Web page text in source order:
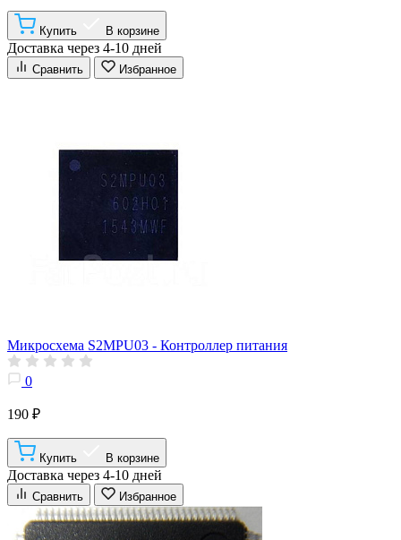
Купить В корзине
Доставка через 4-10 дней
Сравнить Избранное
Микросхема S2MPU03 - Контроллер питания
0
190 ₽
Купить В корзине
Доставка через 4-10 дней
Сравнить Избранное